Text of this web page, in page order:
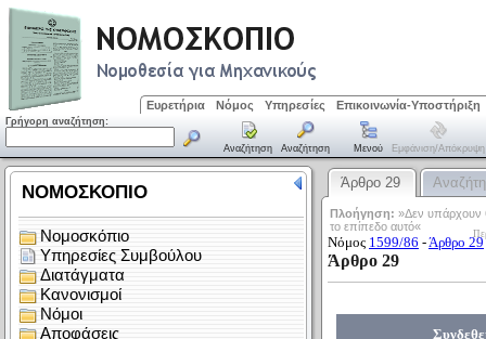
Ευρετήρια Νόμος Υπηρεσίες Επικοινωνία-Υποστήριξη
Γρήγορη αναζήτηση:
Αναζήτηση Αναζήτηση Μενού Εμφάνιση/απόκρυψη
Άρθρο 29